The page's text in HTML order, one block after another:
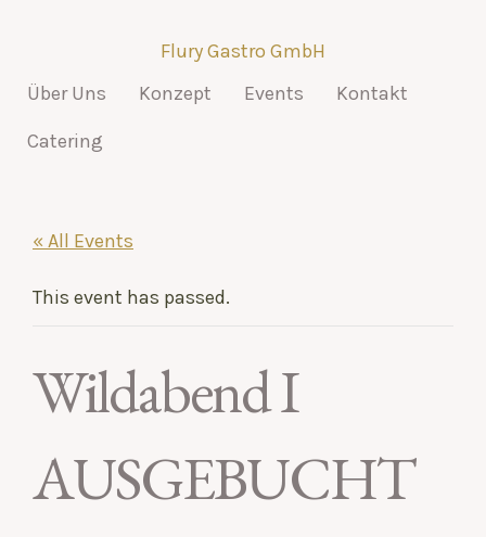
Flury Gastro GmbH
Über Uns
Konzept Events
Kontakt
Catering
« All Events
This event has passed.
Wildabend I
AUSGEBUCHT